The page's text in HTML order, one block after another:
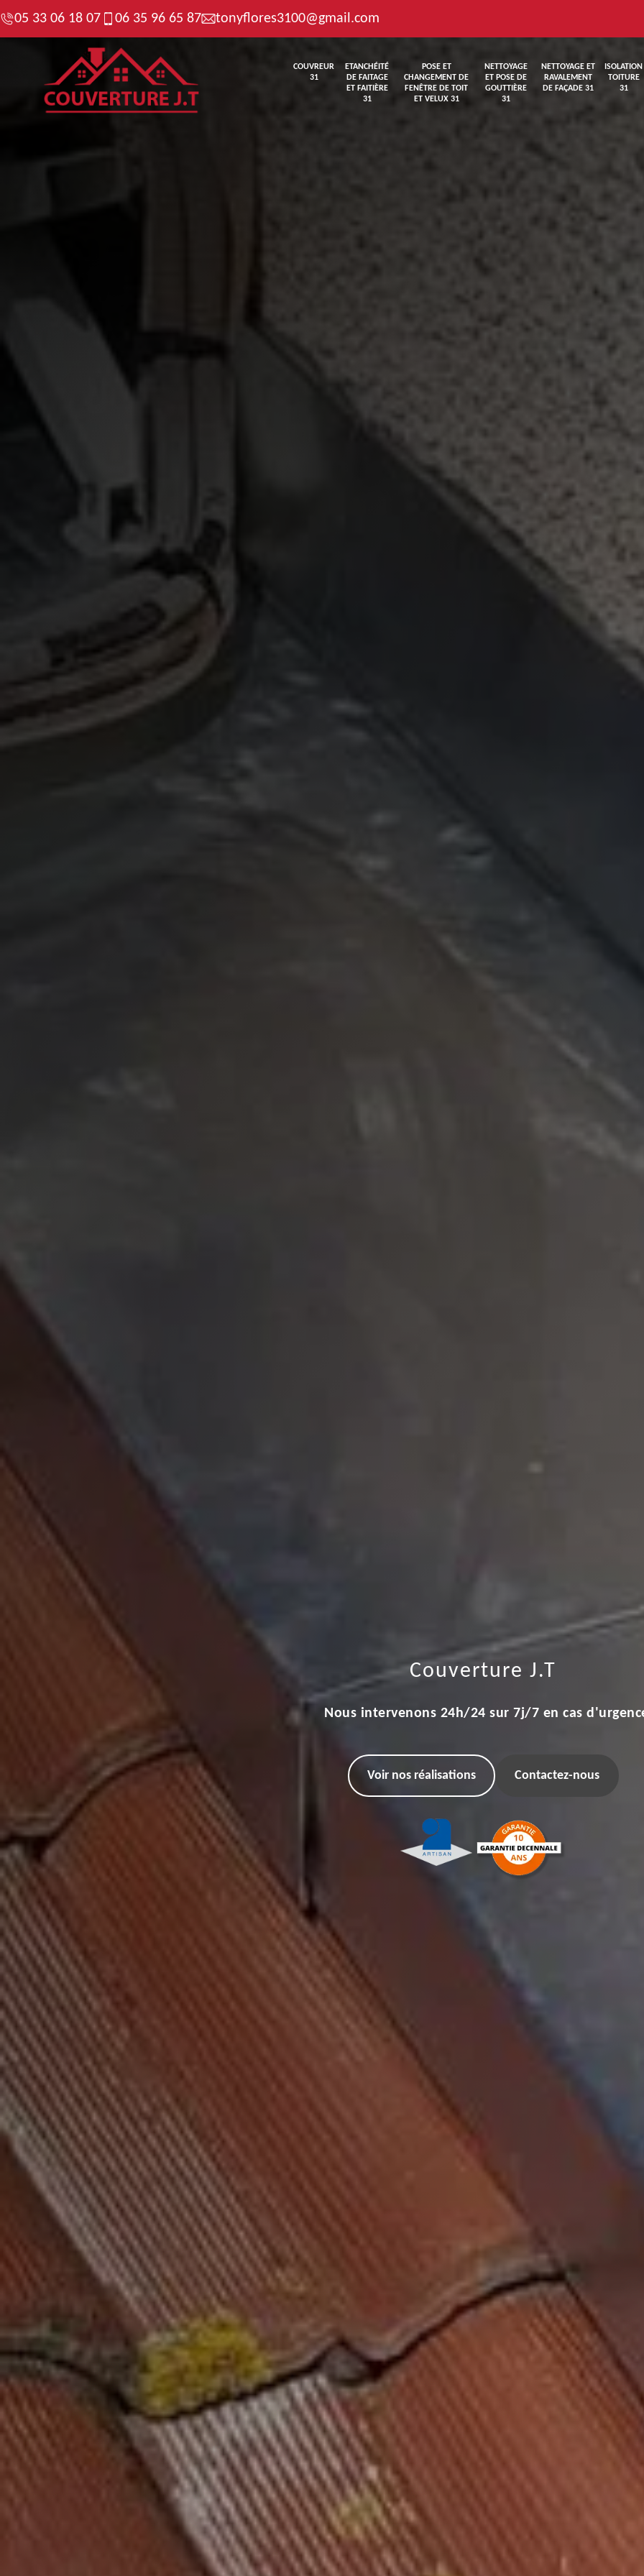
05 33 06 18 07 06 35 96 65 87 tonyflores3100@gmail.com
COUVREUR
31
ETANCHÉITÉ
DE FAITAGE
ET FAITIÈRE
31
POSE ET
CHANGEMENT DE
FENÊTRE DE TOIT
ET VELUX 31
NETTOYAGE
ET POSE DE
GOUTTIÈRE
31
NETTOYAGE ET
RAVALEMENT
DE FAÇADE 31
ISOLATION
TOITURE
31
Couverture J.T
Nous intervenons 24h/24 sur 7j/7 en cas
Voir nos réalisations Contactez-nous